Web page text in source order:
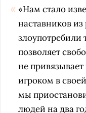
«Нам стало
наставников
злоупотребили
позволяет
не
игроком в
мы
людей на два